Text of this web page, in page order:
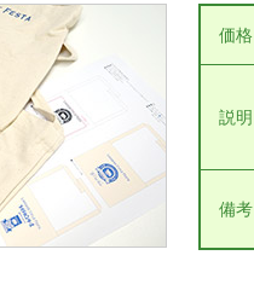
価格
説明
備考